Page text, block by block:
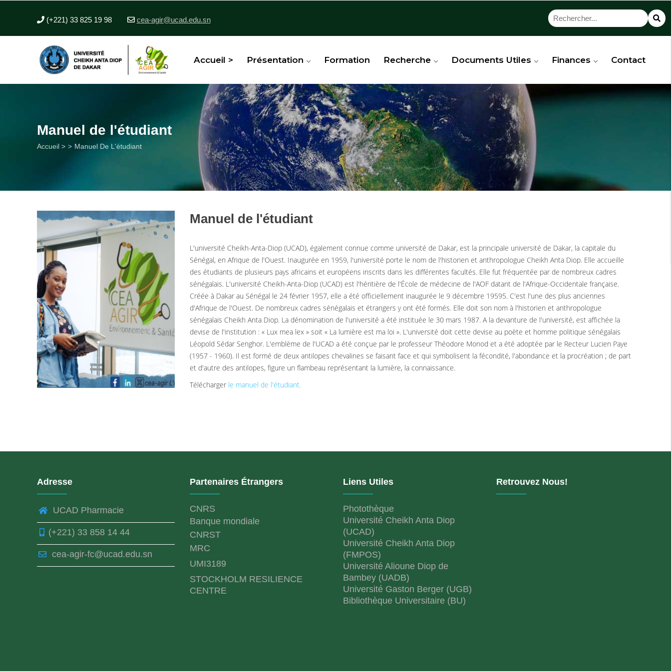
(+221) 33 825 19 98 cea-agir@ucad.edu.sn
Accueil > Présentation Formation Recherche Documents Utiles Finances Contact
Manuel de l'étudiant
Fil
Accueil > Manuel De L'étudiant
Manuel de l'étudiant
L'université Cheikh-Anta-Diop (UCAD), également connue comme université de Dakar, est la principale université de Dakar, la capitale du
Sénégal, en Afrique de l'Ouest. Inaugurée en 1959, l'université porte le nom de l'historien et anthropologue Cheikh Anta Diop. Elle accueille
des étudiants de plusieurs pays africains et européens inscrits dans les différentes facultés. Elle fut fréquentée par de nombreux cadres
sénégalais. L'université Cheikh-Anta-Diop (UCAD) est l'héritière de l'École de médecine de l'AOF datant de l'Afrique-Occidentale française.
Créée à Dakar au Sénégal le 24 février 1957, elle a été officiellement inaugurée le 9 décembre 19595. C'est l'une des plus anciennes
d'Afrique de l'Ouest. De nombreux cadres sénégalais et étrangers y ont été formés. Elle doit son nom à l'historien et anthropologue
sénégalais Cheikh Anta Diop. La dénomination de l'université a été instituée le 30 mars 1987. A la devanture de l'université, est affichée la
devise de l'institution : « Lux mea lex » soit « La lumière est ma loi ». L'université doit cette devise au poète et homme politique sénégalais
Léopold Sédar Senghor. L'emblème de l'UCAD a été conçue par le professeur Théodore Monod et a été adoptée par le Recteur Lucien Paye
(1957 - 1960). Il est formé de deux antilopes chevalines se faisant face et qui symbolisent la fécondité, l'abondance et la procréation ; de part
et d'autre des antilopes, figure un flambeau représentant la lumière, la connaissance.
Télécharger le manuel de l'étudiant.
Adresse
UCAD Pharmacie
(+221) 33 858 14 44
cea-agir-fc@ucad.edu.sn
Partenaires Étrangers
CNRS
Banque mondiale
CNRST
MRC
UMI3189
STOCKHOLM RESILIENCE
CENTRE
Liens Utiles
Photothèque
Université Cheikh Anta Diop
(UCAD)
Université Cheikh Anta Diop
(FMPOS)
Université Alioune Diop de
Bambey (UADB)
Université Gaston Berger (UGB)
Bibliothèque Universitaire (BU)
Retrouvez Nous!